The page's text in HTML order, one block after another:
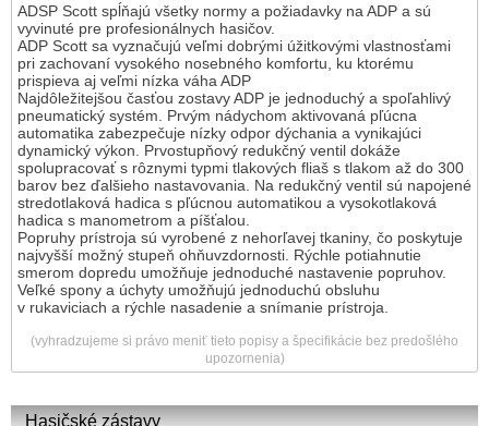
Hasičské zástavy
ADSP Scott spĺňajú všetky normy a požiadavky na ADP a sú
vyvinuté pre profesionálnych hasičov.
ADP Scott sa vyznačujú veľmi dobrými úžitkovými vlastnosťami
pri zachovaní vysokého nosebného komfortu, ku ktorému
prispieva aj veľmi nízka váha ADP
Najdôležitejšou časťou zostavy ADP je jednoduchý a spoľahlivý
pneumatický systém. Prvým nádychom aktivovaná pľúcna
automatika zabezpečuje nízky odpor dýchania a vynikajúci
dynamický výkon. Prvostupňový redukčný ventil dokáže
spolupracovať s rôznymi typmi tlakových fliaš s tlakom až do 300
barov bez ďalšieho nastavovania. Na redukčný ventil sú napojené
stredotlaková hadica s pľúcnou automatikou a vysokotlaková
hadica s manometrom a píšťalou.
Popruhy prístroja sú vyrobené z nehorľavej tkaniny, čo poskytuje
najvyšší možný stupeň ohňuvzdornosti. Rýchle potiahnutie
smerom dopredu umožňuje jednoduché nastavenie popruhov.
Veľké spony a úchyty umožňujú jednoduchú obsluhu
v rukaviciach a rýchle nasadenie a snímanie prístroja.
(vyhradzujeme si právo meniť tieto popisy a špecifikácie bez predošlého
upozornenia)